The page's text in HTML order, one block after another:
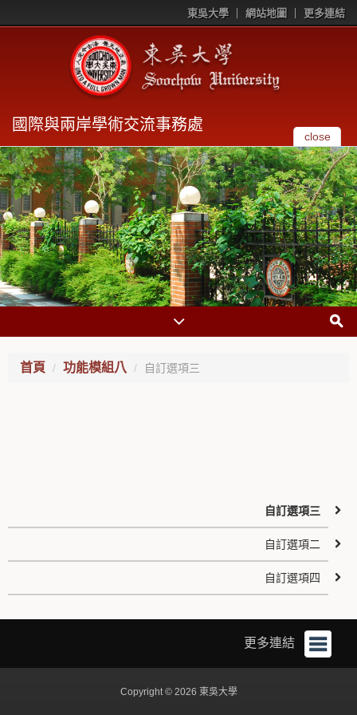
東吳大學 網站地圖 更多連結
國際與兩岸學術交流事務處
close
首頁 功能模組八 自訂選項三
自訂選項三
自訂選項二
自訂選項四
更多連結
Copyright © 2026 東吳大學